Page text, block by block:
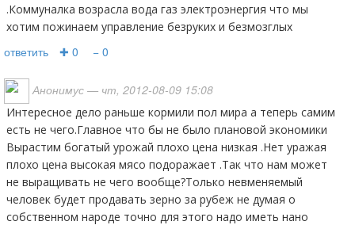
.Коммуналка возрасла вода газ электроэнергия что мы
хотим пожинаем управление безруких и безмозглых
ответить ✚ 0 − 0
Анонимус — чт, 2012-08-09 15:08
Интересное дело раньше кормили пол мира а теперь самим
есть не чего.Главное что бы не было плановой экономики
Вырастим богатый урожай плохо цена низкая .Нет уражая
плохо цена высокая мясо подоражает .Так что нам может
не выращивать не чего вообще?Только невменяемый
человек будет продавать зерно за рубеж не думая о
собственном народе точно для этого надо иметь нано